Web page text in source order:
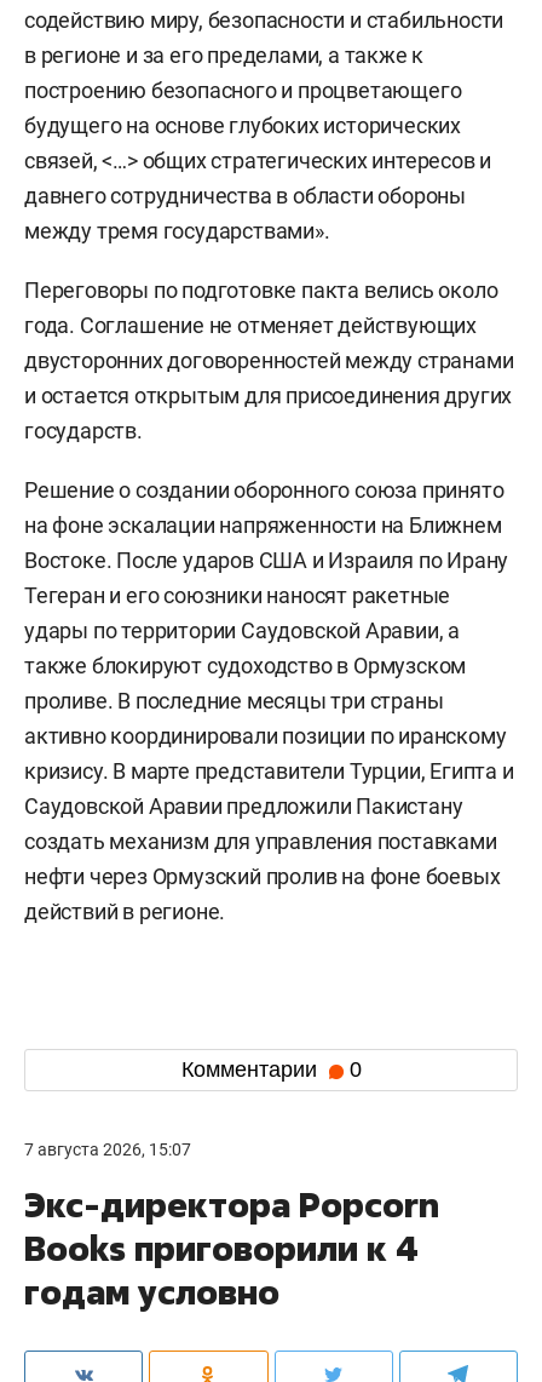
содействию миру, безопасности и стабильности
в регионе и за его пределами, а также к
построению безопасного и процветающего
будущего на основе глубоких исторических
связей, <…> общих стратегических интересов и
давнего сотрудничества в области обороны
между тремя государствами».
Переговоры по подготовке пакта велись около
года. Соглашение не отменяет действующих
двусторонних договоренностей между странами
и остается открытым для присоединения других
государств.
Решение о создании оборонного союза принято
на фоне эскалации напряженности на Ближнем
Востоке. После ударов США и Израиля по Ирану
Тегеран и его союзники наносят ракетные
удары по территории Саудовской Аравии, а
также блокируют судоходство в Ормузском
проливе. В последние месяцы три страны
активно координировали позиции по иранскому
кризису. В марте представители Турции, Египта и
Саудовской Аравии предложили Пакистану
создать механизм для управления поставками
нефти через Ормузский пролив на фоне боевых
действий в регионе.
Комментарии 0
7 августа 2026, 15:07
Экс-директора Popcorn
Books приговорили к 4
годам условно